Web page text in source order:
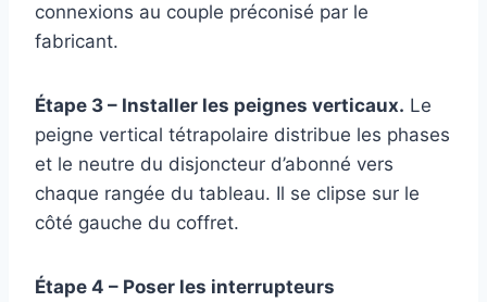
connexions au couple préconisé par le
fabricant.
Étape 3 – Installer les peignes verticaux. Le
peigne vertical tétrapolaire distribue les phases
et le neutre du disjoncteur d’abonné vers
chaque rangée du tableau. Il se clipse sur le
côté gauche du coffret.
Étape 4 – Poser les interrupteurs